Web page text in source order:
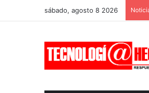
sábado, agosto 8 2026